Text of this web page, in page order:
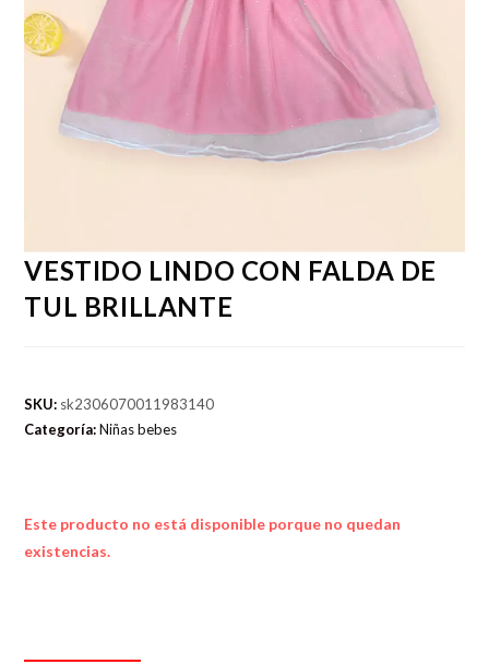
VESTIDO LINDO CON FALDA DE
TUL BRILLANTE
SKU: sk2306070011983140
Categoría:Niñas bebes
Este producto no está disponible porque no quedan
existencias.